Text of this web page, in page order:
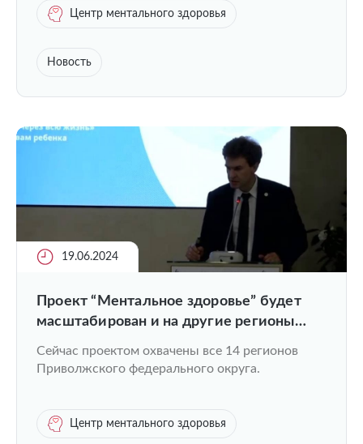
Центр ментального здоровья
Новость
19.06.2024
Проект “Ментальное здоровье” будет
масштабирован и на другие регионы
Сейчас проектом охвачены все 14 регионов
Приволжского федерального округа.
Центр ментального здоровья